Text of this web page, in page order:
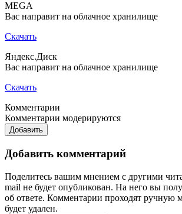
MEGA
Вас направит на облачное хранилище
Скачать
Яндекс.Диск
Вас направит на облачное хранилище
Скачать
Комментарии
Комментарии модерируются
Добавить
Добавить комментарий
Поделитесь вашим мнением с другими
mail не будет опубликован. На него вы
об ответе. Комментарии проходят ручную
будет удален.